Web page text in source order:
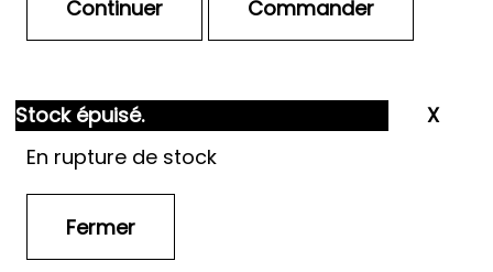
Stock épuisé.
En rupture de stock